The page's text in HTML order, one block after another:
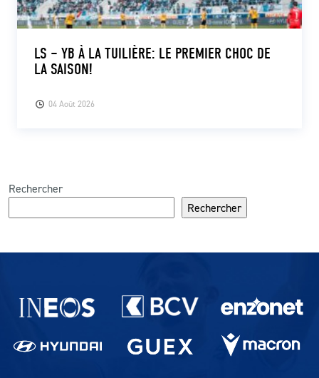
04 Août 2026
LS – YB À LA TUILIÈRE: LE PREMIER CHOC DE
LA SAISON!
Rechercher
Rechercher
Partenaires du lausanne-Sport